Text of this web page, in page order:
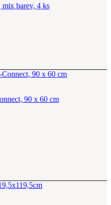
mix barev, 4 ks
90 x 60 cm